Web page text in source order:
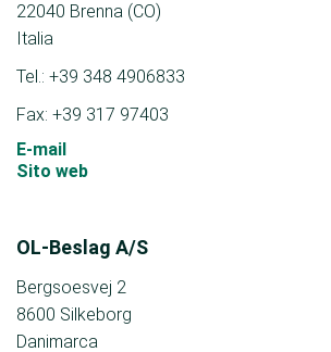
22040 Brenna (CO)
Italia
Tel.: +39 348 4906833
Fax: +39 317 97403
E-mail
Sito web
OL-Beslag A/S
Bergsoesvej 2
8600 Silkeborg
Danimarca